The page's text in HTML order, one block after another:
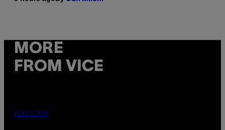
MORE
FROM VICE
FLESHLIGHT